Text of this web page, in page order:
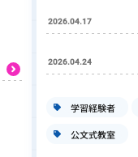
2026.04.17
2026.04.24
学習経験者
公文式教室